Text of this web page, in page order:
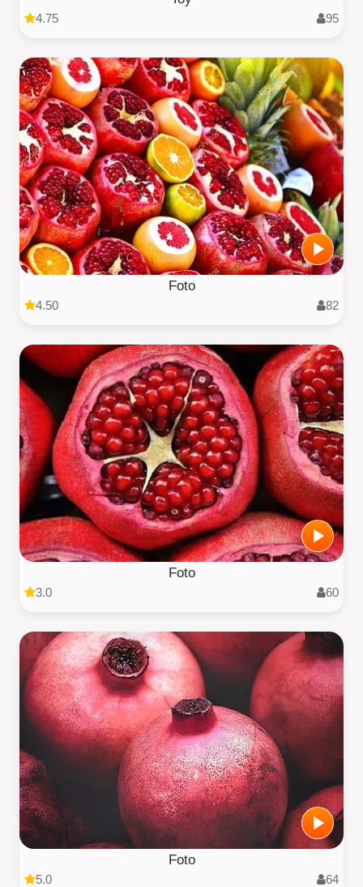
4.75 95
Foto
4.50 82
Foto
3.0 60
Foto
5.0 64